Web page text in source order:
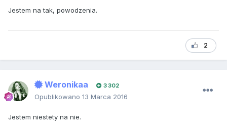
Jestem na tak, powodzenia.
2
Weronikaa 3 302
Opublikowano 13 Marca 2016
Jestem niestety na nie.